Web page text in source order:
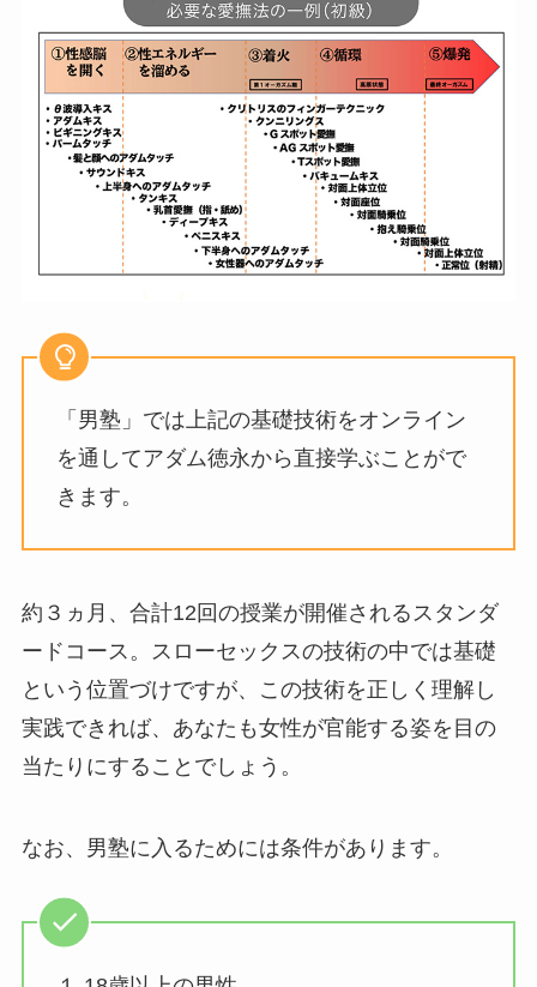
「男塾」では上記の基礎技術をオンライン
を通してアダム徳永から直接学ぶことがで
きます。
約３ヵ月、合計12回の授業が開催されるスタンダ
ードコース。スローセックスの技術の中では基礎
という位置づけですが、この技術を正しく理解し
実践できれば、あなたも女性が官能する姿を目の
当たりにすることでしょう。
なお、男塾に入るためには条件があります。